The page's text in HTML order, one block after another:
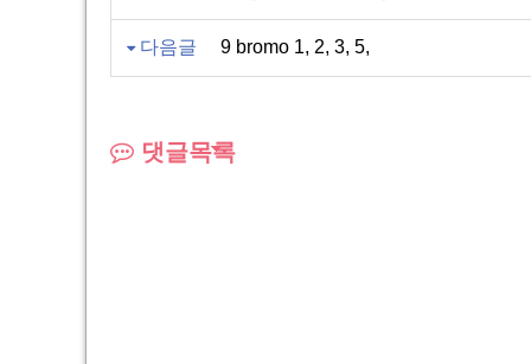
다음글 9 bromo 1, 2, 3, 5,
댓글목록